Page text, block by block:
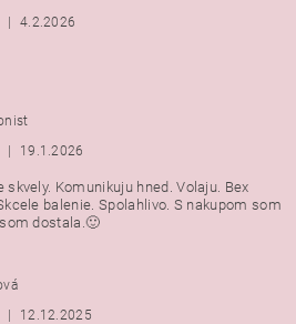
|
4.2.2026
|
19.1.2026
skvely. Komunikuju hned. Volaju. Bex
balenie. Spolahlivo. S nakupom som
dostala.🙂
|
12.12.2025